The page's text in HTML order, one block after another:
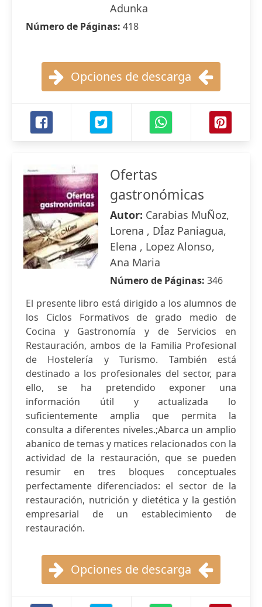
Adunka
Número de Páginas: 418
Opciones de descarga
Ofertas
gastronómicas
Autor: Carabias MuÑoz,
Lorena , DÍaz Paniagua,
Elena , Lopez Alonso,
Ana Maria
Número de Páginas: 346
El presente libro está dirigido a los alumnos de
los Ciclos Formativos de grado medio de
Cocina y Gastronomía y de Servicios en
Restauración, ambos de la Familia Profesional
de Hostelería y Turismo. También está
destinado a los profesionales del sector, para
ello, se ha pretendido exponer una
información útil y actualizada lo
suficientemente amplia que permita la
consulta a diferentes niveles.;Abarca un amplio
abanico de temas y matices relacionados con la
actividad de la restauración, que se pueden
resumir en tres bloques conceptuales
perfectamente diferenciados: el sector de la
restauración, nutrición y dietética y la gestión
empresarial de un establecimiento de
restauración.
Opciones de descarga